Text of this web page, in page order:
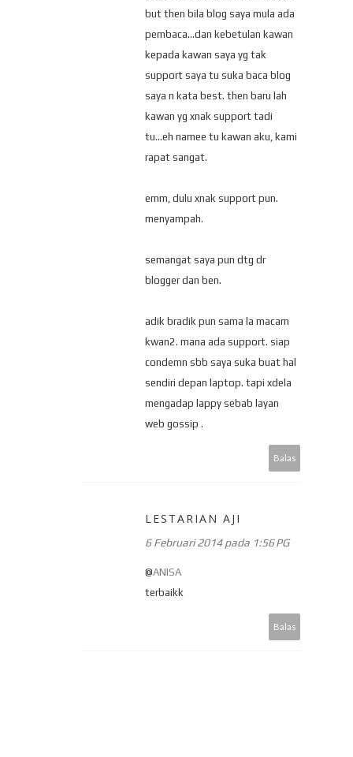
but then bila blog saya mula ada
pembaca...dan kebetulan kawan
kepada kawan saya yg tak
support saya tu suka baca blog
saya n kata best. then baru lah
kawan yg xnak support tadi
tu...eh namee tu kawan aku, kami
rapat sangat.
emm, dulu xnak support pun.
menyampah.
semangat saya pun dtg dr
blogger dan ben.
adik bradik pun sama la macam
kwan2. mana ada support. siap
condemn sbb saya suka buat hal
sendiri depan laptop. tapi xdela
mengadap lappy sebab layan
web gossip .
Balas
LESTARIAN AJI
6 Februari 2014 pada 1:56 PG
@ANISA
terbaikk
Balas